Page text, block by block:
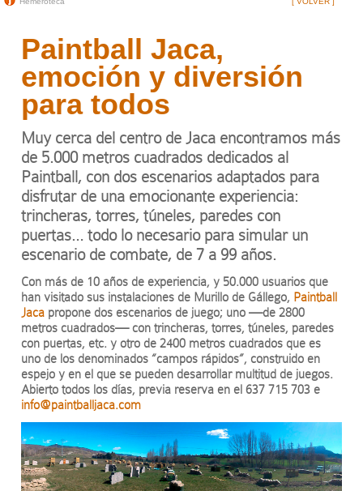
Paintball Jaca,
emoción y diversión
para todos
Muy cerca del centro de Jaca encontramos más
de 5.000 metros cuadrados dedicados al
Paintball, con dos escenarios adaptados para
disfrutar de una emocionante experiencia:
trincheras, torres, túneles, paredes con
puertas… todo lo necesario para simular un
escenario de combate, de 7 a 99 años.
Con más de 10 años de experiencia, y 50.000 usuarios que
han visitado sus instalaciones de Murillo de Gállego, Paintball
Jaca propone dos escenarios de juego; uno —de 2800
metros cuadrados— con trincheras, torres, túneles, paredes
con puertas, etc. y otro de 2400 metros cuadrados que es
uno de los denominados “campos rápidos”, construido en
espejo y en el que se pueden desarrollar multitud de juegos.
Abierto todos los días, previa reserva en el 637 715 703 e
info@paintballjaca.com